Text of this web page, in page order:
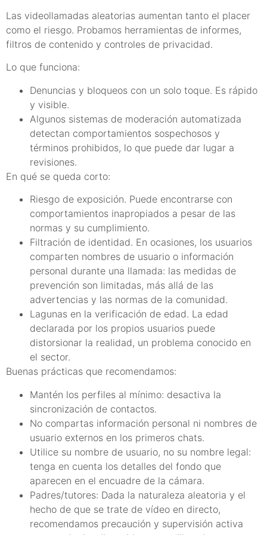
Las videollamadas aleatorias aumentan tanto el placer
como el riesgo. Probamos herramientas de informes,
filtros de contenido y controles de privacidad.
Lo que funciona:
Denuncias y bloqueos con un solo toque. Es rápido
y visible.
Algunos sistemas de moderación automatizada
detectan comportamientos sospechosos y
términos prohibidos, lo que puede dar lugar a
revisiones.
En qué se queda corto:
Riesgo de exposición. Puede encontrarse con
comportamientos inapropiados a pesar de las
normas y su cumplimiento.
Filtración de identidad. En ocasiones, los usuarios
comparten nombres de usuario o información
personal durante una llamada: las medidas de
prevención son limitadas, más allá de las
advertencias y las normas de la comunidad.
Lagunas en la verificación de edad. La edad
declarada por los propios usuarios puede
distorsionar la realidad, un problema conocido en
el sector.
Buenas prácticas que recomendamos:
Mantén los perfiles al mínimo: desactiva la
sincronización de contactos.
No compartas información personal ni nombres de
usuario externos en los primeros chats.
Utilice su nombre de usuario, no su nombre legal:
tenga en cuenta los detalles del fondo que
aparecen en el encuadre de la cámara.
Padres/tutores: Dada la naturaleza aleatoria y el
hecho de que se trate de vídeo en directo,
recomendamos precaución y supervisión activa